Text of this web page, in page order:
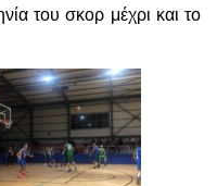
του σκορ μέχρι και το